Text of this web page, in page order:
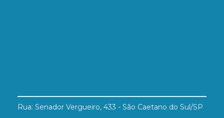
Rua: Senador Vergueiro, 433 - São Caetano do Sul/SP